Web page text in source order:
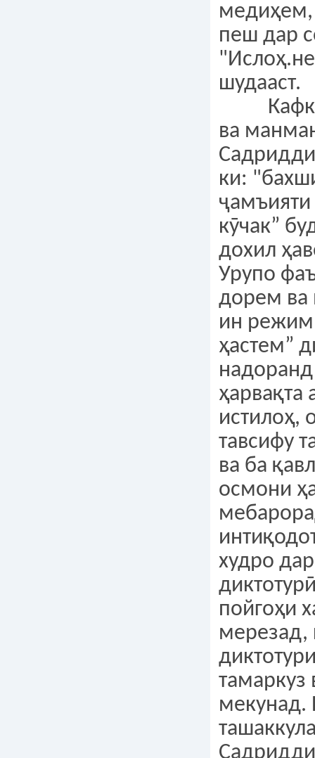
медиҳем,
пеш дар
шудааст.
ва
ки:
ҷамъияти
кӯчак”
дохил
Урупо
дорем ва
ин
ҳастем”
ҳарвақта
истилоҳ,
тавсифу
ва ба
осмони
худро
пойгоҳи
мерезад,
тамаркуз
мекунад.